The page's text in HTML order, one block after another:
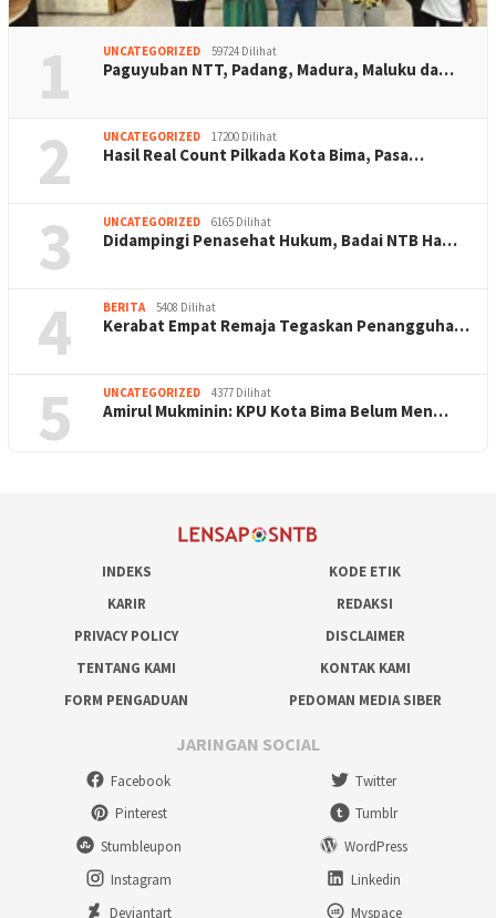
1 UNCATEGORIZED 59724 Dilihat
Paguyuban NTT, Padang, Madura, Maluku da…
2 UNCATEGORIZED 17200 Dilihat
Hasil Real Count Pilkada Kota Bima, Pasa…
3 UNCATEGORIZED 6165 Dilihat
Didampingi Penasehat Hukum, Badai NTB Ha…
4 BERITA 5408 Dilihat
Kerabat Empat Remaja Tegaskan Penangguha…
5 UNCATEGORIZED 4377 Dilihat
Amirul Mukminin: KPU Kota Bima Belum Men…
INDEKS
KODE ETIK
KARIR
REDAKSI
PRIVACY POLICY
DISCLAIMER
TENTANG KAMI
KONTAK KAMI
FORM PENGADUAN
PEDOMAN MEDIA SIBER
JARINGAN SOCIAL
Facebook
Twitter
Pinterest
Tumblr
Stumbleupon
WordPress
Instagram
Linkedin
Deviantart
Myspace